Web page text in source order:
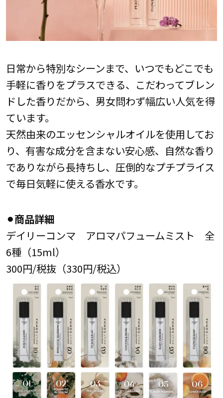
日常から特別なシーンまで、いつでもどこでも
手軽に香りをプラスできる、こだわってブレン
ドした香りだから、男女問わず幅広い人気を得
ています。
天然由来のエッセンシャルオイルを使用してお
り、有害な成分を含まない安心感、自然な香り
でありながら長持ちし、圧倒的なプチプライス
で毎日気軽に使える香水です。
⚫︎商品詳細
デイリーコンマ アロマパフュームミスト 全
6種（15ml）
300円/税抜（330円/税込）